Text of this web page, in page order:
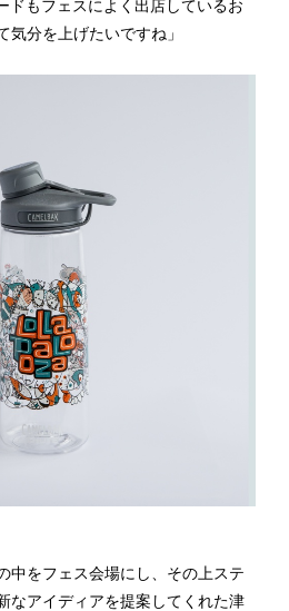
ドもフェスによく出店しているお
気分を上げたいですね」
中をフェス会場にし、その上ステ
なアイディアを提案してくれた津